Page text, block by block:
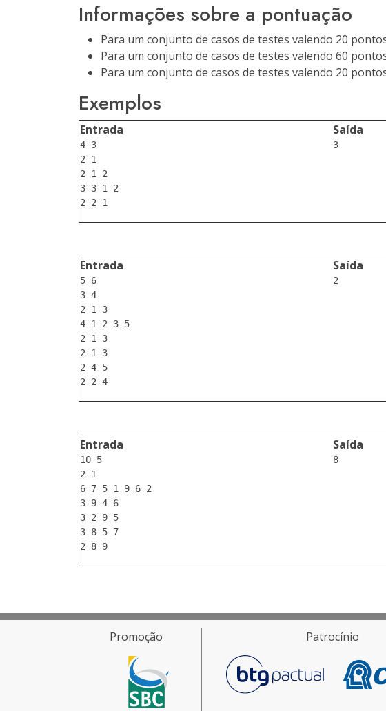
Informações sobre a pontuação
Para um conjunto de casos de testes valendo 20
Para um conjunto de casos de testes valendo 60
Para um conjunto de casos de testes valendo 20
Exemplos
Entrada
4 3
2 1
2 1 2
3 3 1 2
Saída
3
Entrada
5 6
3 4
2 1 3
4 1 2 3 5
2 1 3
2 1 3
2 4 5
Saída
2
Entrada
10 5
2 1
6 7 5 1 9 6 2
3 9 4 6
3 2 9 5
3 8 5 7
Saída
8
Promoção Patrocínio